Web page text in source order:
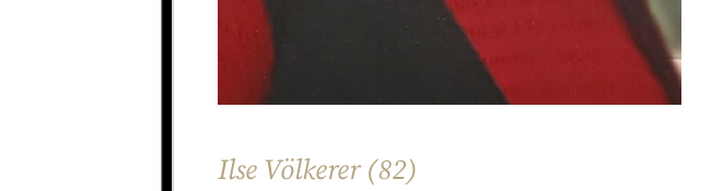
Ilse Völkerer (82)